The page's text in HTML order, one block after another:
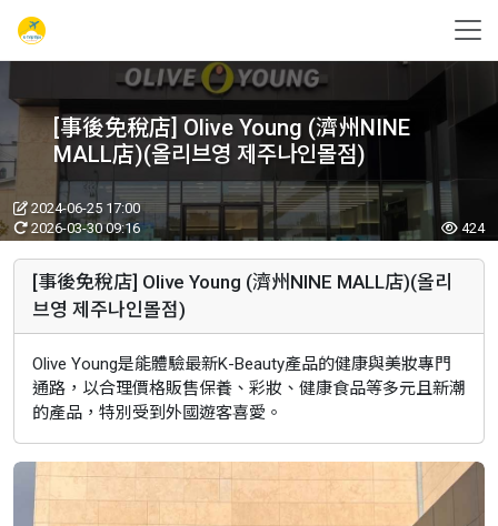
[事後免稅店] Olive Young (濟州NINE
MALL店)(올리브영 제주나인몰점)
2024-06-25 17:00
2026-03-30 09:16
424
[事後免稅店] Olive Young (濟州NINE MALL店)(올리
브영 제주나인몰점)
Olive Young是能體驗最新K-Beauty產品的健康與美妝專門
通路，以合理價格販售保養、彩妝、健康食品等多元且新潮
的產品，特別受到外國遊客喜愛。